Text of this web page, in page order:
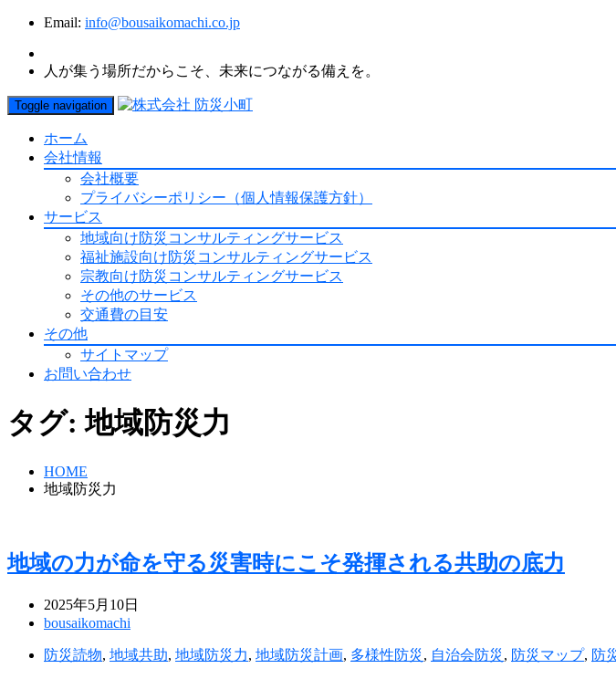
Email: info@bousaikomachi.co.jp
人が集う場所だからこそ、未来につながる備えを。
Toggle navigation
ホーム
会社情報
会社概要
プライバシーポリシー（個人情報保護方針）
サービス
地域向け防災コンサルティングサービス
福祉施設向け防災コンサルティングサービス
宗教向け防災コンサルティングサービス
その他のサービス
交通費の目安
その他
サイトマップ
お問い合わせ
タグ:地域防災力
HOME
地域防災力
地域の力が命を守る災害時にこそ発揮される共助の底力
2025年5月10日
bousaikomachi
防災読物, 地域共助, 地域防災力, 地域防災計画, 多様性防災, 自治会防災, 防災マップ, 防